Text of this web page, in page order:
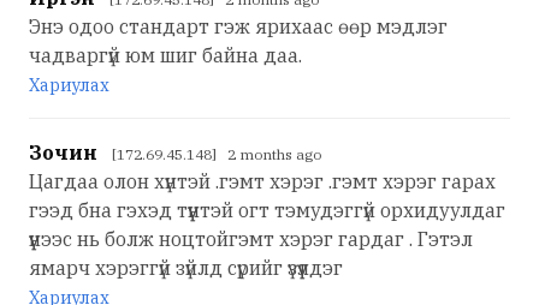
Энэ одоо стандарт гэж ярихаас өөр мэдлэг
чадваргүй юм шиг байна даа.
Хариулах
Зочин [172.69.45.148] 2 months ago
Цагдаа олон хүнтэй .гэмт хэрэг .гэмт хэрэг гарах
гээд бна гэхэд түүнтэй огт тэмудэггүй орхидуулдаг
үүнээс нь болж ноцтойгэмт хэрэг гардаг . Гэтэл
ямарч хэрэггүй зүйлд сүрийг үзүүлдэг
Хариулах